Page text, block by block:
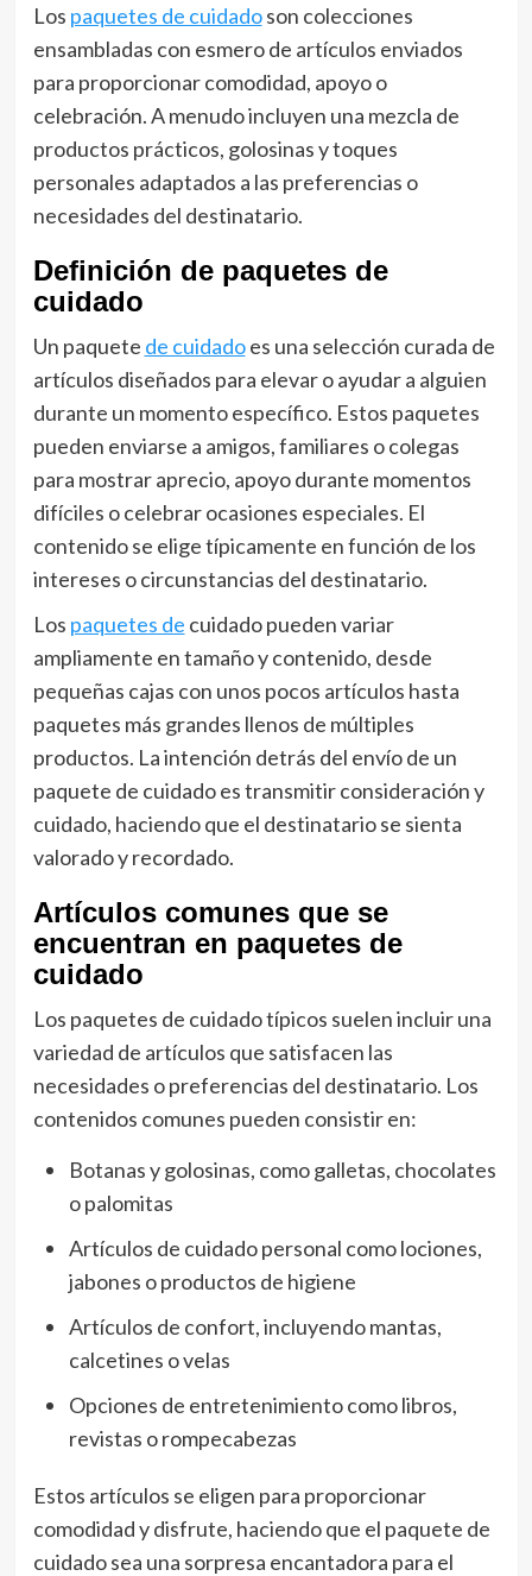
Los paquetes de cuidadoson colecciones
ensambladas con esmero de artículos enviados
para proporcionar comodidad, apoyo o
celebración. A menudo incluyen una mezcla de
productos prácticos, golosinas y toques
personales adaptados a las preferencias o
necesidades del destinatario.
Definición de paquetes de
cuidado
Un paquete de cuidadoes una selección curada de
artículos diseñados para elevar o ayudar a alguien
durante un momento específico. Estos paquetes
pueden enviarse a amigos, familiares o colegas
para mostrar aprecio, apoyo durante momentos
difíciles o celebrar ocasiones especiales. El
contenido se elige típicamente en función de los
intereses o circunstancias del destinatario.
Los paquetes de cuidado pueden variar
ampliamente en tamaño y contenido, desde
pequeñas cajas con unos pocos artículos hasta
paquetes más grandes llenos de múltiples
productos. La intención detrás del envío de un
paquete de cuidado es transmitir consideración y
cuidado, haciendo que el destinatario se sienta
valorado y recordado.
Artículos comunes que se
encuentran en paquetes de
cuidado
Los paquetes de cuidado típicos suelen incluir una
variedad de artículos que satisfacen las
necesidades o preferencias del destinatario. Los
contenidos comunes pueden consistir en:
Botanas y golosinas, como galletas, chocolates
o palomitas
Artículos de cuidado personal como lociones,
jabones o productos de higiene
Artículos de confort, incluyendo mantas,
calcetines o velas
Opciones de entretenimiento como libros,
revistas o rompecabezas
Estos artículos se eligen para proporcionar
comodidad y disfrute, haciendo que el paquete de
cuidado sea una sorpresa encantadora para el